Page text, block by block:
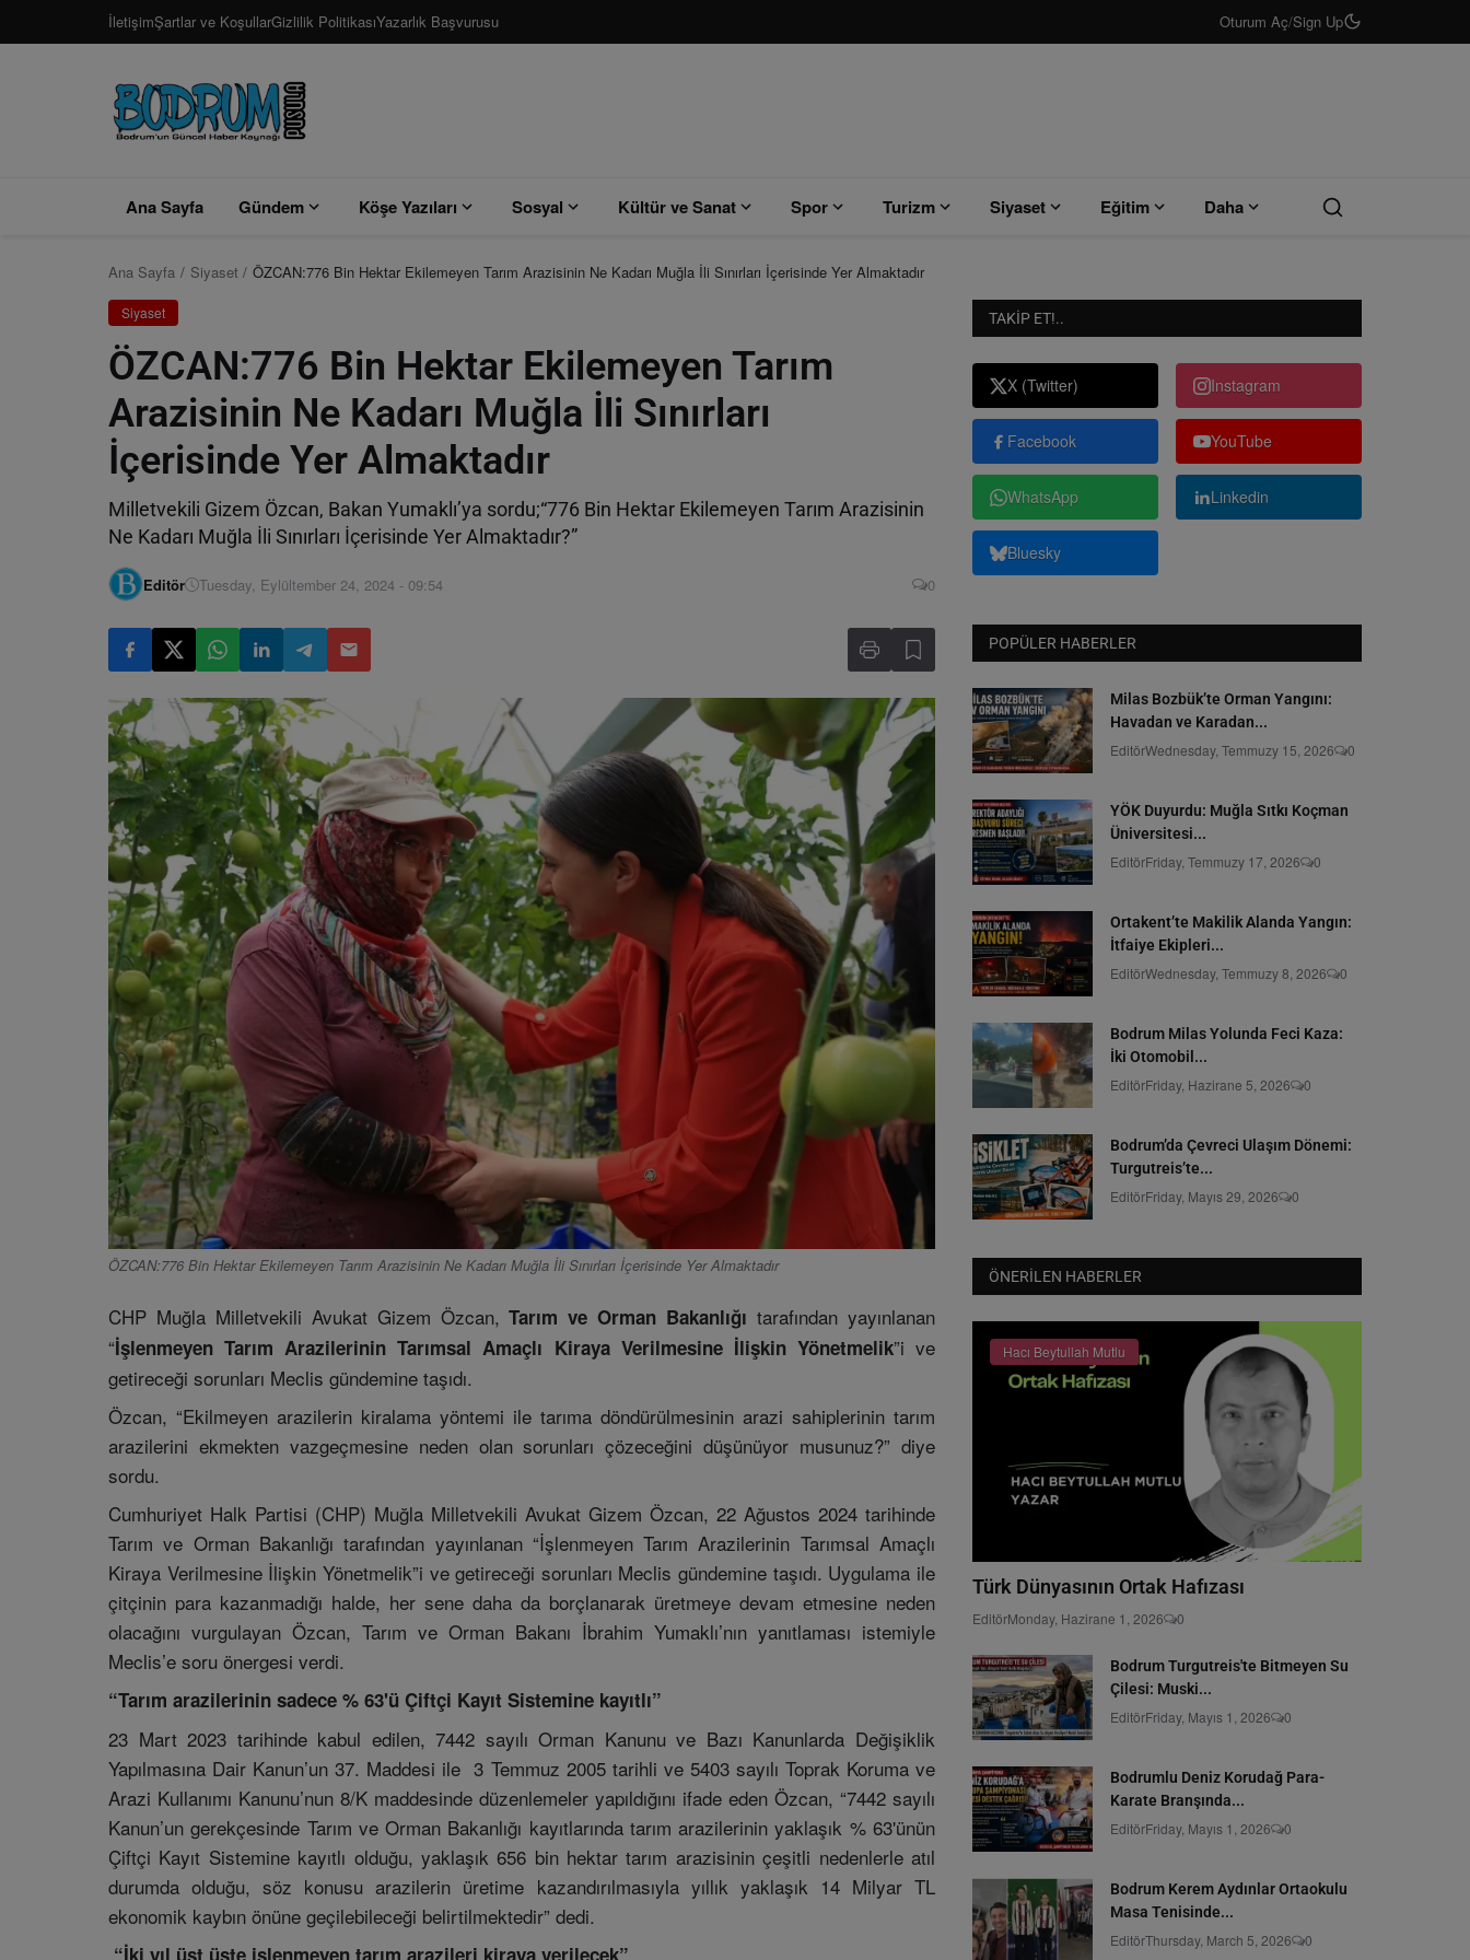
İletişimŞartlar ve KoşullarGizlilik PolitikasıYazarlık Başvurusu Oturum Aç/Sign Up
Ana Sayfa Gündem Köşe Yazıları Sosyal Kültür ve Sanat Spor Turizm Siyaset Eğitim Daha
Ana Sayfa Siyaset ÖZCAN:776 Bin Hektar Ekilemeyen Tarım Arazisinin Ne Kadarı Muğla İli Sınırları İçerisinde Yer Almaktadır
Siyaset
ÖZCAN:776 Bin Hektar Ekilemeyen Tarım
Arazisinin Ne Kadarı Muğla İli Sınırları
İçerisinde Yer Almaktadır
Milletvekili Gizem Özcan, Bakan Yumaklı’ya sordu;“776 Bin Hektar Ekilemeyen Tarım Arazisinin
Ne Kadarı Muğla İli Sınırları İçerisinde Yer Almaktadır?”
Editör Tuesday, Eylültember 24, 2024 - 09:54 0
ÖZCAN:776 Bin Hektar Ekilemeyen Tarım Arazisinin Ne Kadarı Muğla İli Sınırları İçerisinde Yer Almaktadır
CHP Muğla Milletvekili Avukat Gizem Özcan, Tarım ve Orman Bakanlığı tarafından yayınlanan
“İşlenmeyen Tarım Arazilerinin Tarımsal Amaçlı Kiraya Verilmesine İlişkin Yönetmelik”i ve
getireceği sorunları Meclis gündemine taşıdı.
Özcan, “Ekilmeyen arazilerin kiralama yöntemi ile tarıma döndürülmesinin arazi sahiplerinin tarım
arazilerini ekmekten vazgeçmesine neden olan sorunları çözeceğini düşünüyor musunuz?” diye
sordu.
Cumhuriyet Halk Partisi (CHP) Muğla Milletvekili Avukat Gizem Özcan, 22 Ağustos 2024 tarihinde
Tarım ve Orman Bakanlığı tarafından yayınlanan “İşlenmeyen Tarım Arazilerinin Tarımsal Amaçlı
Kiraya Verilmesine İlişkin Yönetmelik”i ve getireceği sorunları Meclis gündemine taşıdı. Uygulama ile
çitçinin para kazanmadığı halde, her sene daha da borçlanarak üretmeye devam etmesine neden
olacağını vurgulayan Özcan, Tarım ve Orman Bakanı İbrahim Yumaklı’nın yanıtlaması istemiyle
Meclis’e soru önergesi verdi.
“Tarım arazilerinin sadece % 63'ü Çiftçi Kayıt Sistemine kayıtlı”
23 Mart 2023 tarihinde kabul edilen, 7442 sayılı Orman Kanunu ve Bazı Kanunlarda Değişiklik
Yapılmasına Dair Kanun’un 37. Maddesi ile 3 Temmuz 2005 tarihli ve 5403 sayılı Toprak Koruma ve
Arazi Kullanımı Kanunu’nun 8/K maddesinde düzenlemeler yapıldığını ifade eden Özcan, “7442 sayılı
Kanun’un gerekçesinde Tarım ve Orman Bakanlığı kayıtlarında tarım arazilerinin yaklaşık % 63'ünün
Çiftçi Kayıt Sistemine kayıtlı olduğu, yaklaşık 656 bin hektar tarım arazisinin çeşitli nedenlerle atıl
durumda olduğu, söz konusu arazilerin üretime kazandırılmasıyla yıllık yaklaşık 14 Milyar TL
ekonomik kaybın önüne geçilebileceği belirtilmektedir” dedi.
“İki yıl üst üste işlenmeyen tarım arazileri kiraya verilecek”
TAKIP ET!..
X (Twitter) Instagram
Facebook YouTube
WhatsApp Linkedin
Bluesky
POPÜLER HABERLER
Milas Bozbük’te Orman Yangını:
Havadan ve Karadan...
EditörWednesday, Temmuzy 15, 2026 0
YÖK Duyurdu: Muğla Sıtkı Koçman
Üniversitesi...
EditörFriday, Temmuzy 17, 2026 0
Ortakent’te Makilik Alanda Yangın:
İtfaiye Ekipleri...
EditörWednesday, Temmuzy 8, 2026 0
Bodrum Milas Yolunda Feci Kaza:
İki Otomobil...
EditörFriday, Hazirane 5, 2026 0
Bodrum’da Çevreci Ulaşım Dönemi:
Turgutreis’te...
EditörFriday, Mayıs 29, 2026 0
ÖNERILEN HABERLER
Hacı Beytullah Mutlu
Türk Dünyasının Ortak Hafızası
EditörMonday, Hazirane 1, 2026 0
Bodrum Turgutreis'te Bitmeyen Su
Çilesi: Muski...
EditörFriday, Mayıs 1, 2026 0
Bodrumlu Deniz Korudağ Para-
Karate Branşında...
EditörFriday, Mayıs 1, 2026 0
Bodrum Kerem Aydınlar Ortaokulu
Masa Tenisinde...
EditörThursday, March 5, 2026 0